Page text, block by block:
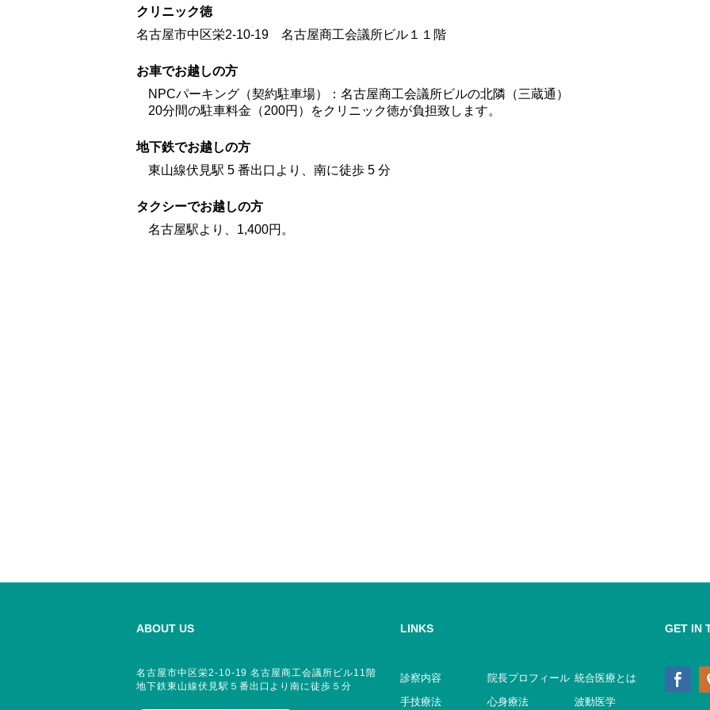
クリニック徳
名古屋市中区栄2-10-19 名古屋商工会議所ビル１１階
お車でお越しの方
NPCパーキング（契約駐車場）：名古屋商工会議所ビルの北隣（三蔵通）
20分間の駐車料金（200円）をクリニック徳が負担致します。
地下鉄でお越しの方
東山線伏見駅 5 番出口より、南に徒歩 5 分
タクシーでお越しの方
名古屋駅より、1,400円。
ABOUT US
名古屋市中区栄2-10-19 名古屋商工会議所ビル11階
地下鉄東山線伏見駅５番出口より南に徒歩５分
LINKS
診察内容 院長プロフィール 統合医療とは
手技療法
心身療法 波動医学
GET IN